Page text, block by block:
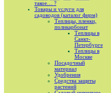
такое… ?
Товары и услуги для
садоводов (каталог фирм)
Теплицы, пленки,
поликарбонат
Теплицы в
Санкт-
Петербурге
Теплицы в
Москве
Посадочный
материал
Удобрения
Средства защиты
растений